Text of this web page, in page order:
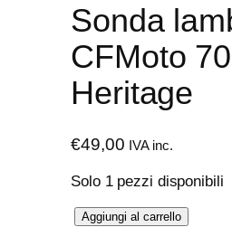
Sonda
CFMoto
Heritage
€49,00 IVA inc.
Solo 1 pezzi disponibili
Aggiungi al carrello